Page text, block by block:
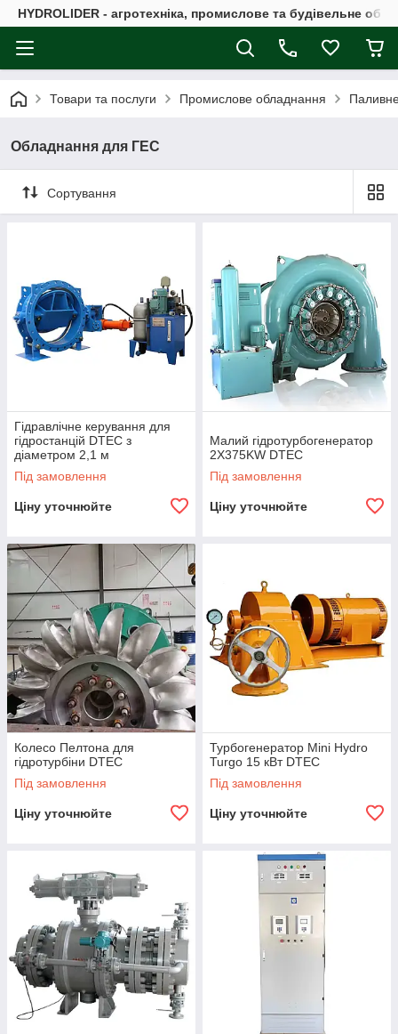
HYDROLIDER - агротехніка, промислове та будівельне
Товари та послуги Промислове обладнання
Обладнання для ГЕС
Сортування
Гідравлічне керування для
гідростанцій DTEC з
діаметром 2,1 м
Під замовлення
Ціну уточнюйте
Малий гідротурбогенератор
2X375KW DTEC
Під замовлення
Ціну уточнюйте
Колесо Пелтона для
гідротурбіни DTEC
Під замовлення
Ціну уточнюйте
Турбогенератор Mini Hydro
Turgo 15 кВт DTEC
Під замовлення
Ціну уточнюйте